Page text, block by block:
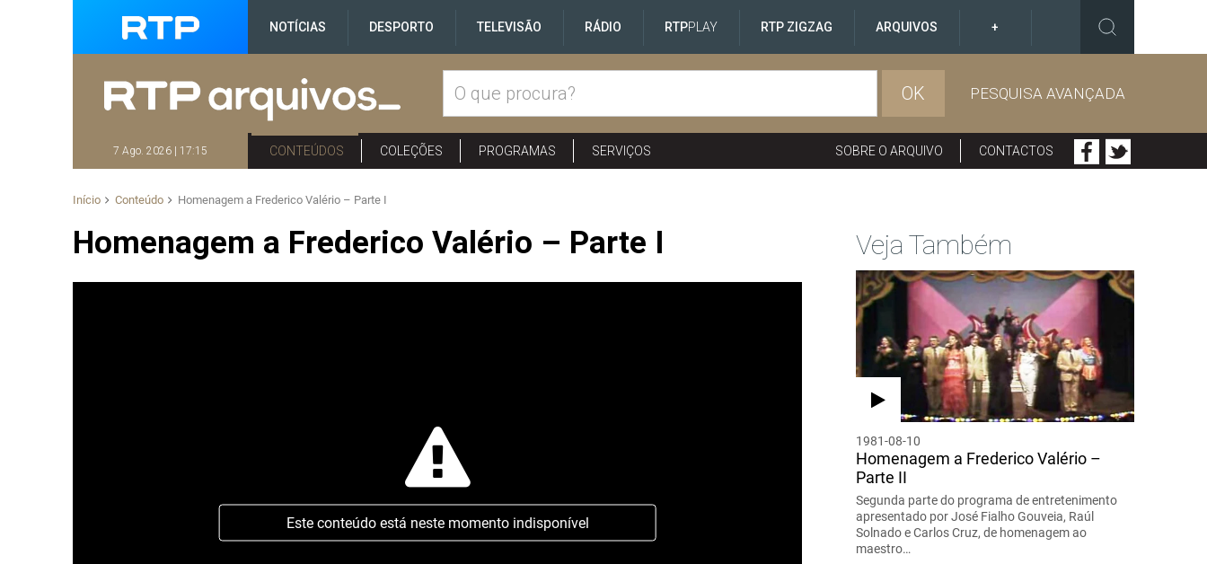
NOTÍCIAS DESPORTO TELEVISÃO RÁDIO RTPPLAY RTP ZIGZAG ARQUIVOS +
OK PESQUISA AVANÇADA
7 Ago. 2026 | 17:15 CONTEÚDOS COLEÇÕES PROGRAMAS SERVIÇOS SOBRE O ARQUIVO CONTACTOS
Início Conteúdo Homenagem a Frederico Valério – Parte I
Homenagem a Frederico Valério – Parte I
Este conteúdo está neste momento indisponível
Veja Também
1981-08-10
Homenagem a Frederico Valério –
Parte II
Segunda parte do programa de entretenimento
apresentado por José Fialho Gouveia, Raúl
Solnado e Carlos Cruz, de homenagem ao
maestro…